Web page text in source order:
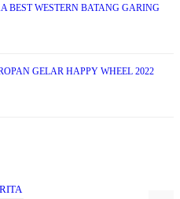
BEST WESTERN BATANG GARING
GELAR HAPPY WHEEL 2022